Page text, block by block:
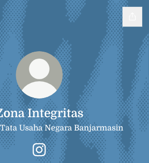
Integritas
Usaha Negara Banjarmasin
Zona Integritas Instagram